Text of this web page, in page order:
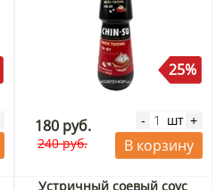
25%
180 руб.
240 руб.
- шт +
В корзину
Устричный соевый соус